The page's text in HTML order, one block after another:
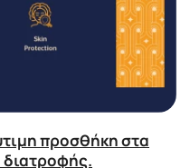
προσθήκη στα